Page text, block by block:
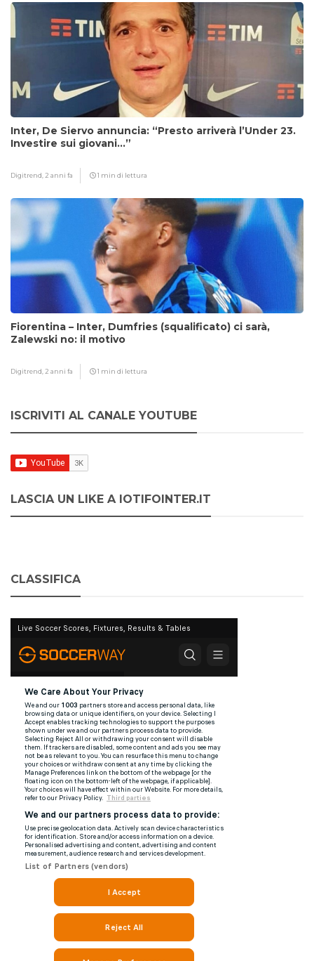
Inter, De Siervo annuncia: “Presto arriverà l’Under 23.
Investire sui giovani…”
Digitrend, 2 anni fa 1 min di lettura
Fiorentina – Inter, Dumfries (squalificato) ci sarà,
Zalewski no: il motivo
Digitrend, 2 anni fa 1 min di lettura
ISCRIVITI AL CANALE YOUTUBE
LASCIA UN LIKE A IOTIFOINTER.IT
CLASSIFICA